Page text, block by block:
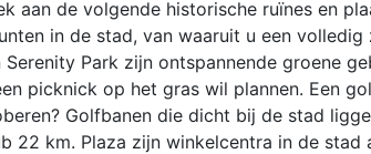
aan de volgende historische ruïnes en
in de stad, van waaruit u een
Serenity Park zijn ontspannende groene
picknick op het gras wil plannen. Een
Golfbanen die dicht bij de stad
22 km. Plaza zijn winkelcentra in de stad